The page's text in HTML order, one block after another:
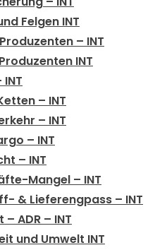
Felgen INT
– INT
INT
– INT
– INT
– INT
– INT
Mangel – INT
& Lieferengpass – INT
ADR – INT
und Umwelt INT